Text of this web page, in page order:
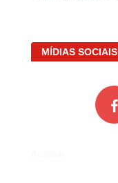
MÍDIAS SOCIAIS